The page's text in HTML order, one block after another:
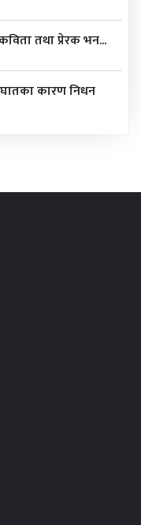
तथा प्रेरक भन...
कारण निधन